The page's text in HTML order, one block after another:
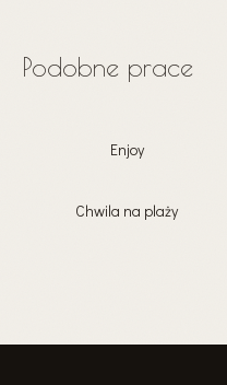
Podobne prace
Enjoy
Chwila na plaży